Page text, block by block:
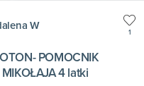
W
1
POMOCNIK
4 latki